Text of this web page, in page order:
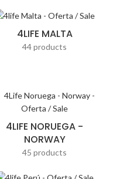
4LIFE MALTA
44 products
4LIFE NORUEGA -
NORWAY
45 products